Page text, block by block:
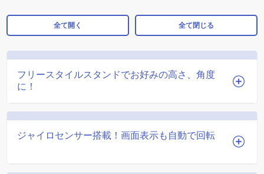
全て開く 全て閉じる
フリースタイルスタンドでお好みの高さ、角度
に！
ジャイロセンサー搭載！画面表示も自動で回転